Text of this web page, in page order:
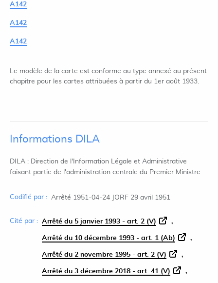
A142
A142
A142
Le modèle de la carte est conforme au type annexé au présent
chapitre pour les cartes attribuées à partir du 1er août 1933.
Informations DILA
DILA : Direction de l'Information Légale et Administrative
faisant partie de l'administration centrale du Premier Ministre
Codifié par : Arrêté 1951-04-24 JORF 29 avril 1951
Cité par : Arrêté du 5 janvier 1993 - art. 2 (V)
Arrêté du 10 décembre 1993 - art. 1 (Ab)
Arrêté du 2 novembre 1995 - art. 2 (V)
Arrêté du 3 décembre 2018 - art. 41 (V)